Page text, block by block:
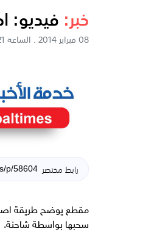
خبر:فيديو:
08 فبراير 2014 . الساعة 05:21 ص بتوقيت القدس
رابط مختصر
مقطع يوضح طريقة
سحبها بواسطة شاحنة.